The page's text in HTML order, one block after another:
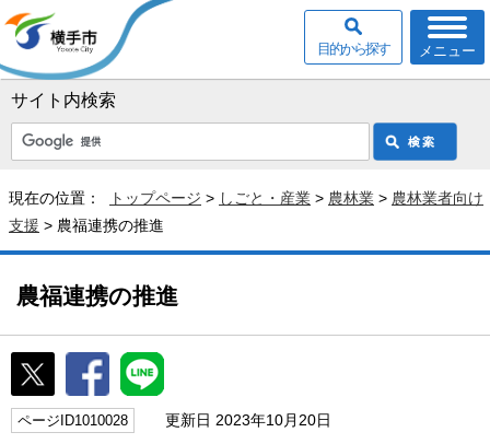
サイト内検索
メニュー
目的から探す
現在の位置： トップページ > しごと・産業 > 農林業 > 農林業者向け
支援 > 農福連携の推進
農福連携の推進
ページID1010028 更新日 2023年10月20日